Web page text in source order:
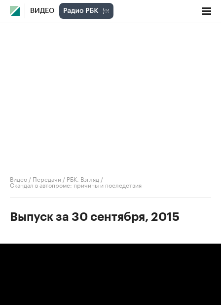
ВИДЕО
Видео / Передачи / РБК. Взгляд /
Скандал в автопроме: причины и последствия
Выпуск за 30 сентября, 2015